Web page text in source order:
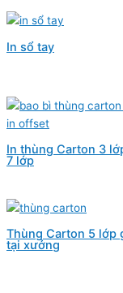
In sổ tay
In thùng Carton 3
7 lớp
Thùng Carton 5 lớp
tại xưởng